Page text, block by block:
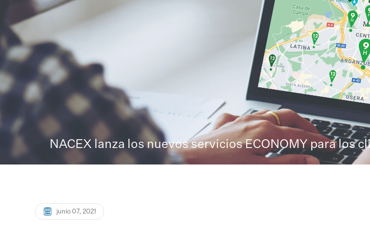
NACEX lanza los nuevos servicios ECONOMY para los
junio 07, 2021